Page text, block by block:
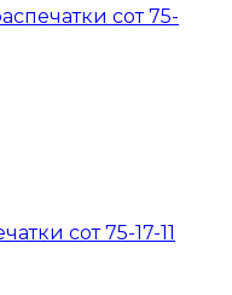
сот 75-17-11